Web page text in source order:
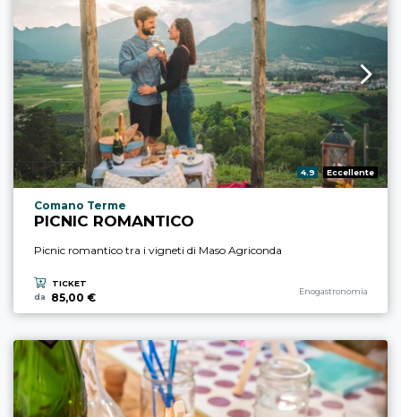
Valutazione:
4.9 Eccellente
Località esperienza
Comano Terme
PICNIC ROMANTICO
Picnic romantico tra i vigneti di Maso Agriconda
TICKET
da
85,00 €
Categoria esperienza
Enogastronomia